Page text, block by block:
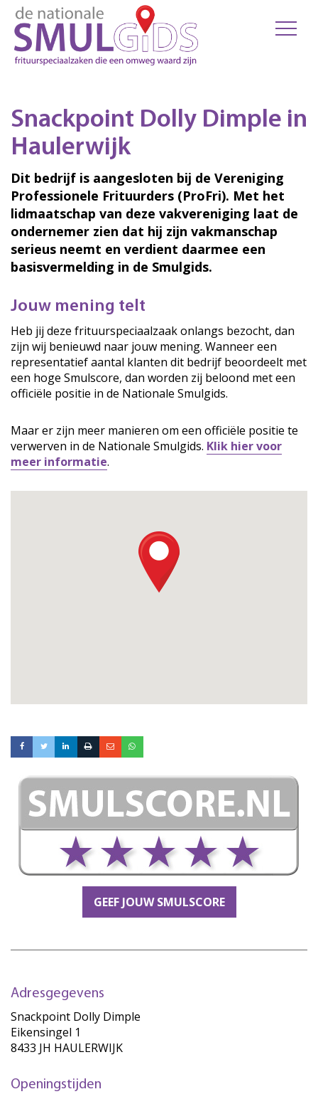
Snackpoint Dolly Dimple in
Haulerwijk
Dit bedrijf is aangesloten bij de Vereniging
Professionele Frituurders (ProFri). Met het
lidmaatschap van deze vakvereniging laat de
ondernemer zien dat hij zijn vakmanschap
serieus neemt en verdient daarmee een
basisvermelding in de Smulgids.
Jouw mening telt
Heb jij deze frituurspeciaalzaak onlangs bezocht, dan
zijn wij benieuwd naar jouw mening. Wanneer een
representatief aantal klanten dit bedrijf beoordeelt met
een hoge Smulscore, dan worden zij beloond met een
officiële positie in de Nationale Smulgids.
Maar er zijn meer manieren om een officiële positie te
verwerven in de Nationale Smulgids. Klik hier voor
meer informatie.
GEEF JOUW SMULSCORE
Adresgegevens
Snackpoint Dolly Dimple
Eikensingel 1
8433 JH HAULERWIJK
Openingstijden